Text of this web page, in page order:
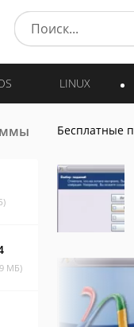
LINUX
МБ)
Бесплатные